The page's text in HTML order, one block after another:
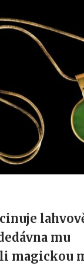
mu
magickou